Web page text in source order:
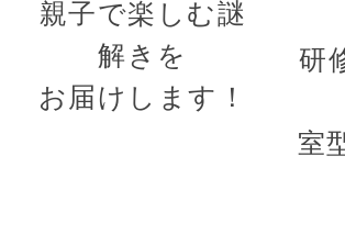
親子で楽しむ謎
解きを
お届けします！
研
室